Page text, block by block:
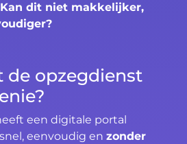
Kan dit niet makkelijker,
de opzegdienst
een digitale portal
eenvoudig en zonder